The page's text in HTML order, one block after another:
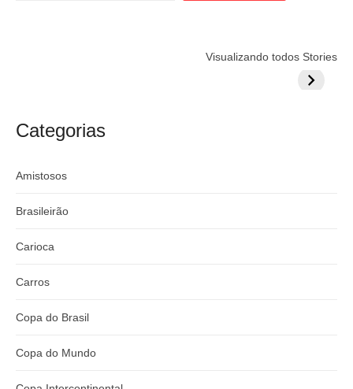
Visualizando todos Stories
argentino
Globo quer
Lesão
do
Categorias
Amistosos
Brasileirão
Carioca
Carros
Copa do Brasil
Copa do Mundo